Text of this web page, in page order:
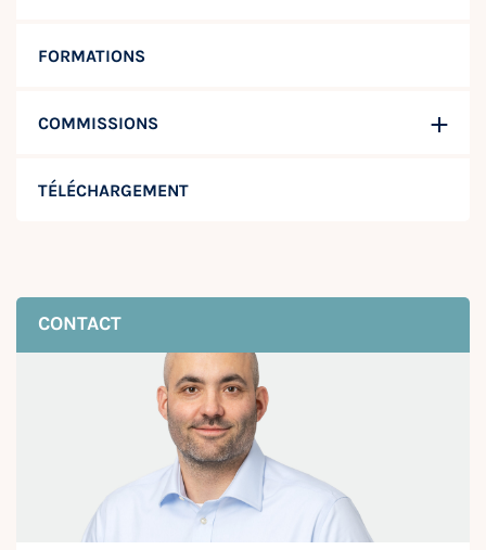
FORMATIONS
COMMISSIONS
TÉLÉCHARGEMENT
CONTACT